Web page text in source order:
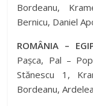
Bordeanu,
Bernicu, Daniel
ROMÂNIA –
Pașca, Pal –
Stănescu 1,
Bordeanu,